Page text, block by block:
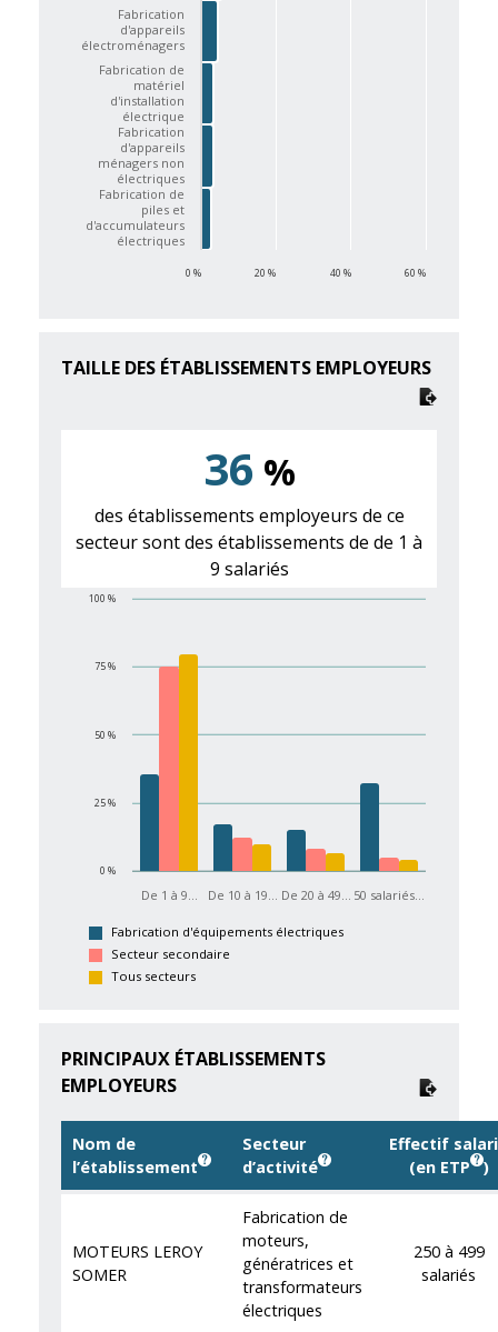
Fabrication
d'appareils
électroménagers
Fabrication de
matériel
d'installation
électrique
Fabrication
d'appareils
ménagers non
électriques
Fabrication de
piles et
d'accumulateurs
électriques
0 % 20 % 40 % 60 %
TAILLE DES ÉTABLISSEMENTS EMPLOYEURS
36 %
des établissements employeurs de ce
secteur sont des établissements de de 1 à
9 salariés
De 1 à 9… De 10 à 19… De 20 à 49… 50 salariés…
0 %
25 %
50 %
75 %
100 %
Fabrication d'équipements électriques
Secteur secondaire
Tous secteurs
PRINCIPAUX ÉTABLISSEMENTS
EMPLOYEURS
Nom de
l’établissement
Secteur
d’activité
Effectif
(en ETP
)
MOTEURS LEROY
SOMER
Fabrication de
moteurs,
génératrices et
transformateurs
électriques
250 à 499
salariés